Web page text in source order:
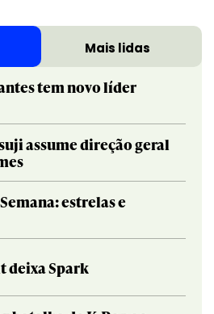
Mais lidas
tem novo líder
assume direção geral
estrelas e
deixa Spark